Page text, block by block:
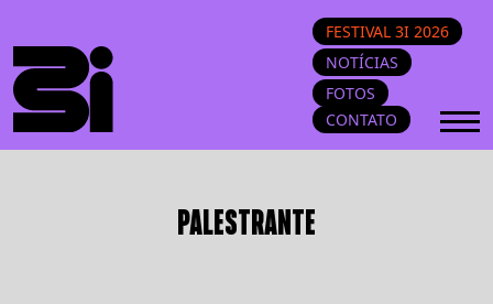
FESTIVAL 3I 2026
NOTÍCIAS
FOTOS
CONTATO
PALESTRANTE